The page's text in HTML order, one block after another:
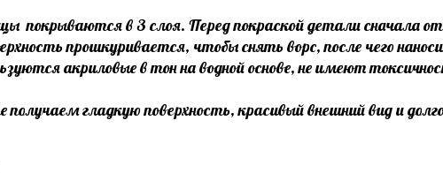
покрываются в 3 слоя. Перед покраской детали сначала
прошкуривается, чтобы снять ворс, после чего
акриловые в тон на водной основе, не имеют
гладкую поверхность, красивый внешний вид и